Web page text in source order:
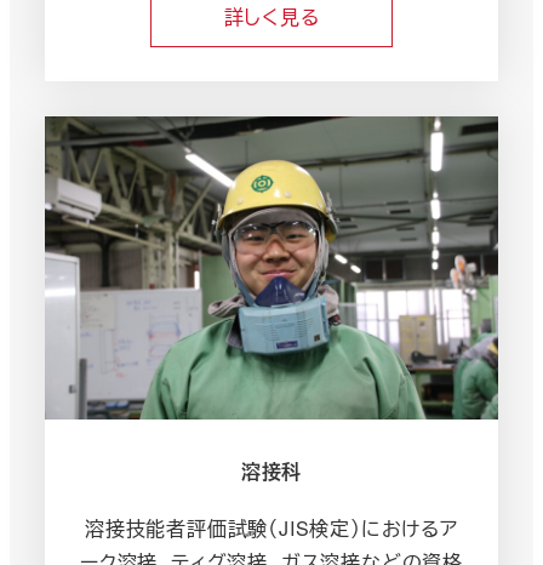
詳しく見る
溶接科
溶接技能者評価試験（JIS検定）におけるア